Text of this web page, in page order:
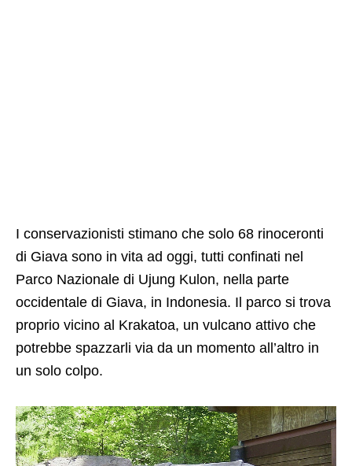
I conservazionisti stimano che solo 68 rinoceronti
di Giava sono in vita ad oggi, tutti confinati nel
Parco Nazionale di Ujung Kulon, nella parte
occidentale di Giava, in Indonesia. Il parco si trova
proprio vicino al Krakatoa, un vulcano attivo che
potrebbe spazzarli via da un momento all’altro in
un solo colpo.